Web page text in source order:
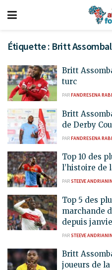
Étiquette : Britt
Britt
turc
PARFANDRESENA
Britt
de Derby
PARFANDRESENA
Top 10 des
l’histoire de
PARSTEEVE
Top 5 des
marchande
depuis
PARSTEEVE
Britt
joueurs de la